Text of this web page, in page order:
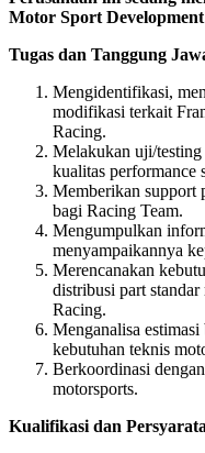
Motor Sport
Tugas dan Tanggung
Mengidentifikasi,
modifikasi terkait
Racing.
Melakukan uji/
kualitas performance
Memberikan support
bagi Racing Team.
Mengumpulkan
menyampaikannya
Merencanakan
distribusi part
Racing.
Menganalisa
kebutuhan teknis
Berkoordinasi
motorsports.
Kualifikasi dan